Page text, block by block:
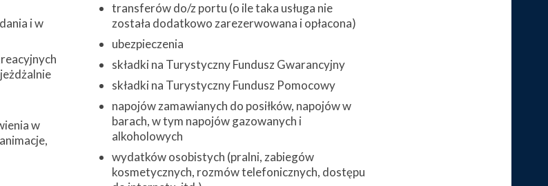
i w
w
transferów do/z portu (o ile taka usługa nie
została dodatkowo zarezerwowana i opłacona)
ubezpieczenia
składki na Turystyczny Fundusz Gwarancyjny
składki na Turystyczny Fundusz Pomocowy
napojów zamawianych do posiłków, napojów w
barach, w tym napojów gazowanych i
alkoholowych
wydatków osobistych (pralni, zabiegów
kosmetycznych, rozmów telefonicznych, dostępu